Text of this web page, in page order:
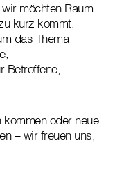
möchten Raum
kurz kommt.
das Thema
Betroffene,
oder neue
– wir freuen uns,